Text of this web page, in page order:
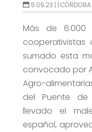
5.09.23 | | CÓRDOBA
Más de 6.000
sumado esta
convocado por
Agro-
del Puente
llevado el
español,